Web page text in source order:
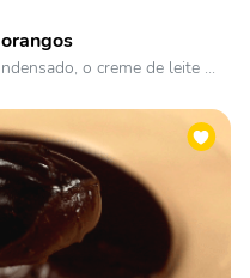
o creme de leite ...